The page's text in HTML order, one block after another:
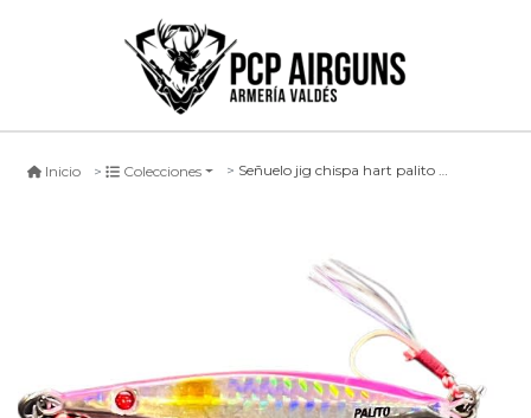
Inicio Colecciones Señuelo jig chispa hart palito #arp